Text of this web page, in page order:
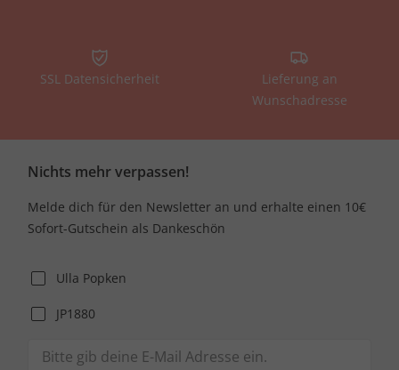
SSL Datensicherheit
Lieferung an
Wunschadresse
Nichts mehr verpassen!
Melde dich für den Newsletter an und erhalte einen 10€
Sofort-Gutschein als Dankeschön
Ulla Popken
JP1880